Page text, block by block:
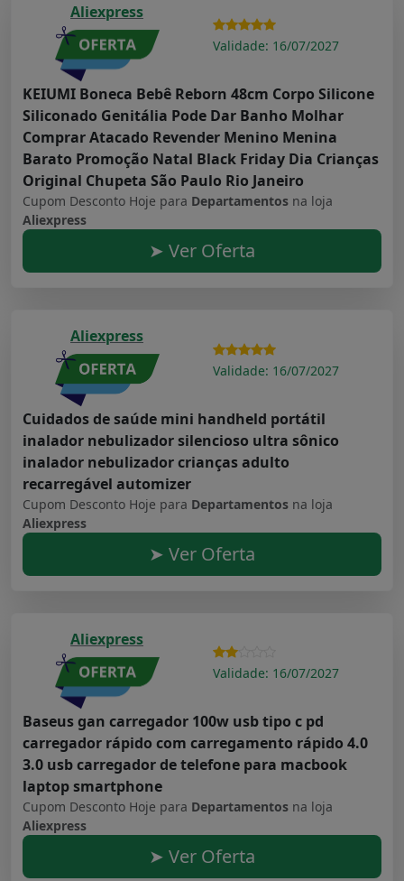
Aliexpress
Validade: 16/07/2027
KEIUMI Boneca Bebê Reborn 48cm Corpo Silicone
Siliconado Genitália Pode Dar Banho Molhar
Comprar Atacado Revender Menino Menina
Barato Promoção Natal Black Friday Dia Crianças
Original Chupeta São Paulo Rio Janeiro
Cupom Desconto Hoje para Departamentos na loja
Aliexpress
➤ Ver Oferta
Aliexpress
Validade: 16/07/2027
Cuidados de saúde mini handheld portátil
inalador nebulizador silencioso ultra sônico
inalador nebulizador crianças adulto
recarregável automizer
Cupom Desconto Hoje para Departamentos na loja
Aliexpress
➤ Ver Oferta
Aliexpress
Validade: 16/07/2027
Baseus gan carregador 100w usb tipo c pd
carregador rápido com carregamento rápido 4.0
3.0 usb carregador de telefone para macbook
laptop smartphone
Cupom Desconto Hoje para Departamentos na loja
Aliexpress
➤ Ver Oferta